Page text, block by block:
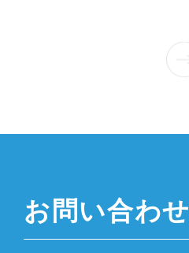
»
お問い合わせ